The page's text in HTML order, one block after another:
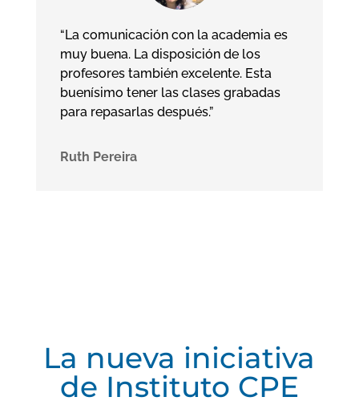
“La comunicación con la academia es
muy buena. La disposición de los
profesores también excelente. Esta
buenísimo tener las clases grabadas
para repasarlas después.”
Ruth Pereira
La nueva iniciativa
de Instituto CPE